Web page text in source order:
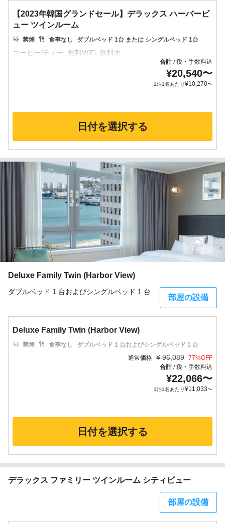
【2023年韓国グランドセール】デラックス ハーバービ
ュー ツインルーム
禁煙 食事なし ダブルベッド 1台 または シングルベッド 1台
合計/税・手数料込
¥20,540〜
1泊1名あたり¥10,270〜
日付を選択する
Deluxe Family Twin (Harbor View)
ダブルベッド 1 台およびシングルベッド 1 台
部屋の設備
23枚
Deluxe Family Twin (Harbor View)
禁煙 食事なし
ダブルベッド 1 台およびシングルベッド 1 台
通常価格 ¥ 96,089 77%OFF
合計/税・手数料込
¥22,066〜
1泊1名あたり¥11,033〜
日付を選択する
デラックス ファミリー ツインルーム シティビュー
部屋の設備